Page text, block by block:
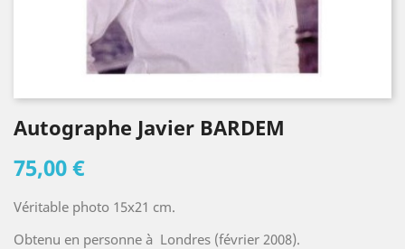
Autographe Javier BARDEM
75,00 €
Véritable photo 15x21 cm.
Obtenu en personne à Londres (février 2008).